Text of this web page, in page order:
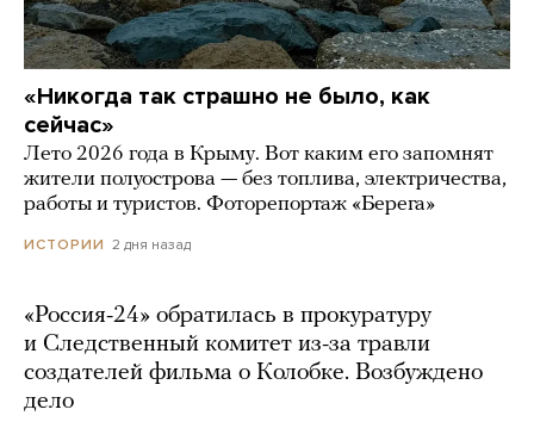
«Никогда так страшно не было, как
сейчас»
Лето 2026 года в Крыму. Вот каким его запомнят
жители полуострова — без топлива, электричества,
работы и туристов. Фоторепортаж «Берега»
ИСТОРИИ 2 дня назад
«Россия-24» обратилась в прокуратуру
и Следственный комитет из-за травли
создателей фильма о Колобке. Возбуждено
дело